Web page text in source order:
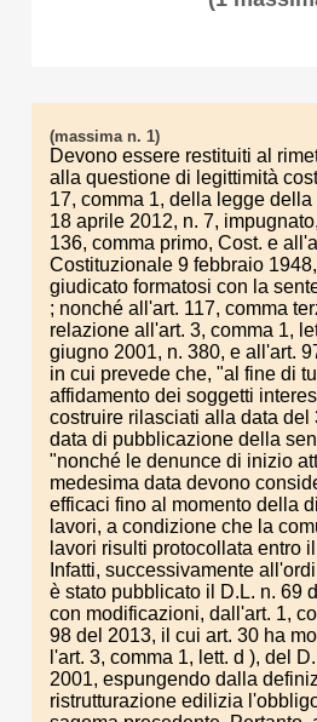
(massima n. 1)
Devono essere restituiti al
alla questione di legittimità
17, comma 1, della legge
18 aprile 2012, n. 7,
136, comma primo, Cost. e
Costituzionale 9 febbraio
giudicato formatosi con la
; nonché all'art. 117, comma
relazione all'art. 3, comma 1,
giugno 2001, n. 380, e all'art.
in cui prevede che, "al fine di
affidamento dei soggetti
costruire rilasciati alla data del
data di pubblicazione della
"nonché le denunce di inizio
medesima data devono
efficaci fino al momento della
lavori, a condizione che la
lavori risulti protocollata entro
Infatti, successivamente
è stato pubblicato il D.L. n. 69
con modificazioni, dall'art. 1,
98 del 2013, il cui art. 30 ha
l'art. 3, comma 1, lett. d ), del
2001, espungendo dalla
ristrutturazione edilizia